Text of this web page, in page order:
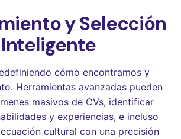
y Selección
Inteligente
cómo encontramos y
Herramientas avanzadas pueden
masivos de CVs, identificar
y experiencias, e incluso
cultural con una precisión